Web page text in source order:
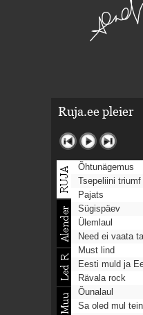
Ruja.ee pleier
Õhtunägemus
Tsepeliini triumf
Pajats
Sügispäev
Ülemlaul
Need ei vaata
Must lind
Eesti muld ja
Rävala rock
Õunalaul
Sa oled mul